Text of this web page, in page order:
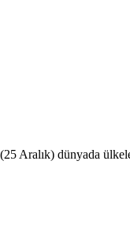
Aralık) dünyada